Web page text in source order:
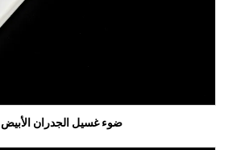
ضوء غسيل الجدران الأبيض 2010